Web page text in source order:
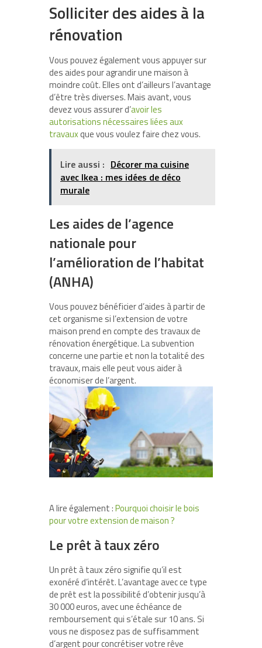
Solliciter des aides à la
rénovation
Vous pouvez également vous appuyer sur
des aides pour agrandir une maison à
moindre coût. Elles ont d’ailleurs l’avantage
d’être très diverses. Mais avant, vous
devez vous assurer d’avoir les
autorisations nécessaires liées aux
travauxque vous voulez faire chez vous.
Lire aussi : Décorer ma cuisine
avec Ikea : mes idées de déco
murale
Les aides de l’agence
nationale pour
l’amélioration de l’habitat
(ANHA)
Vous pouvez bénéficier d’aides à partir de
cet organisme si l’extension de votre
maison prend en compte des travaux de
rénovation énergétique. La subvention
concerne une partie et non la totalité des
travaux, mais elle peut vous aider à
économiser de l’argent.
A lire également :Pourquoi choisir le bois
pour votre extension de maison ?
Le prêt à taux zéro
Un prêt à taux zéro signifie qu’il est
exonéré d’intérêt. L’avantage avec ce type
de prêt est la possibilité d’obtenir jusqu’à
30 000 euros, avec une échéance de
remboursement qui s’étale sur 10 ans. Si
vous ne disposez pas de suffisamment
d’argent pour concrétiser votre rêve